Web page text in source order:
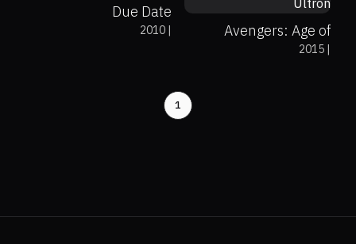
Avengers: Age of
Ultron|
2015
Due Date
|
2010
1